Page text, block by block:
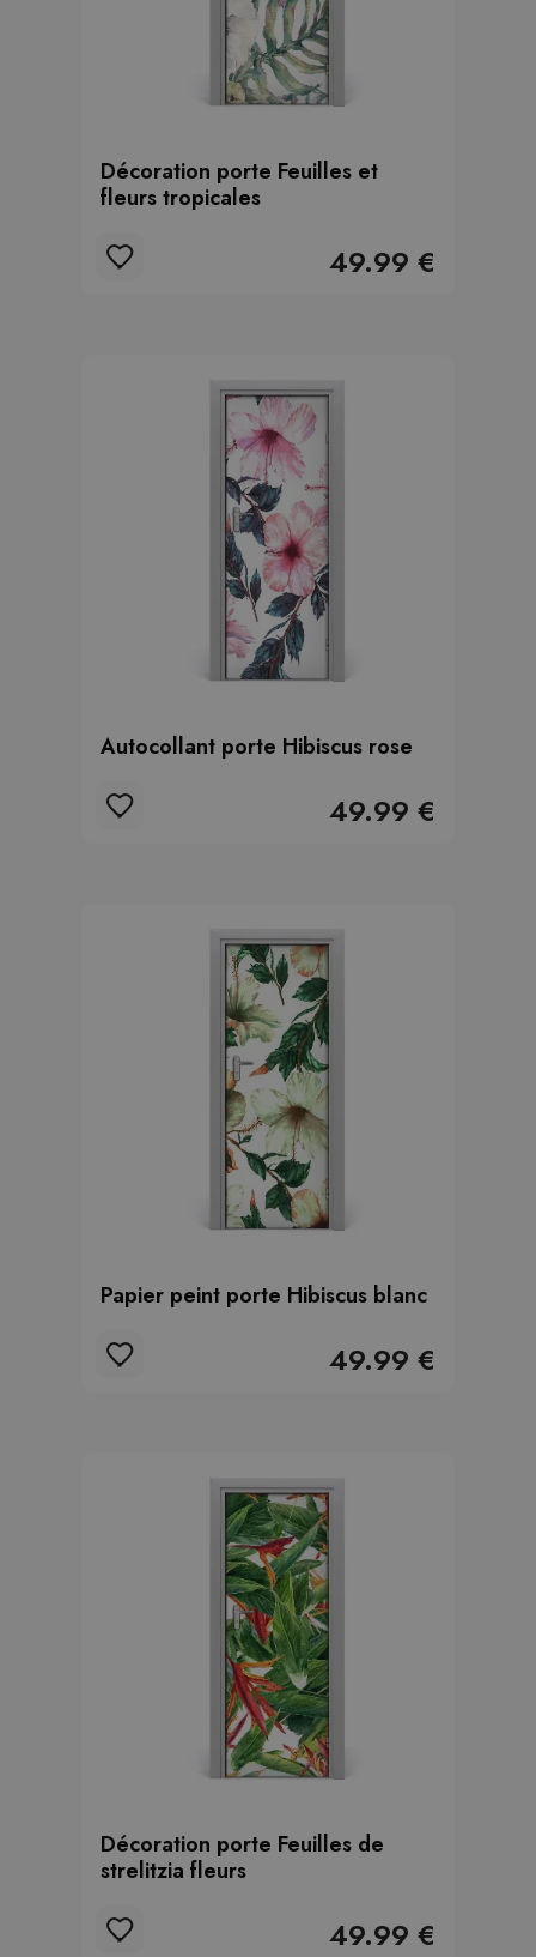
Décoration porte Feuilles et
fleurs tropicales
49.99 €
Autocollant porte Hibiscus rose
49.99 €
Papier peint porte Hibiscus blanc
49.99 €
Décoration porte Feuilles de
strelitzia fleurs
49.99 €